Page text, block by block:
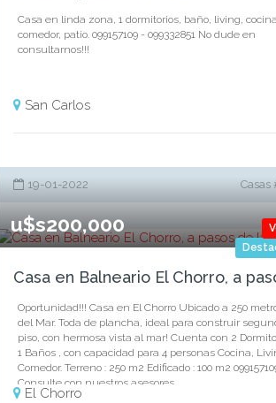
Casa en linda zona, 1 dormitorios, baño, living,
comedor, patio. 099157109 - 099332851 No dude en
consultarnos!!!
San Carlos
19-01-2022 Casas
u$s200,000
Oportunidad!!! Casa en El Chorro Ubicado a 250
del Mar. Toda de plancha, ideal para construir
piso, con hermosa vista al mar! Cuenta con 2
1 Baños , con capacidad para 4 personas Cocina,
Comedor. Terreno : 250 m2 Edificado : 100 m2
Consulte con nuestros asesores.
El Chorro